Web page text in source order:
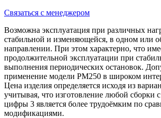
Связаться с менеджером
Возможна эксплуатация при различных
стабильной и изменяющейся, в одном или
направлении. При этом характерно, что
продолжительной эксплуатации при
выполнения периодических остановок.
применение модели РМ250 в широком
Цена изделия определяется исходя из
учитывая, что изготовление любой сборки
цифры 3 является более трудоёмким по
модификациями.